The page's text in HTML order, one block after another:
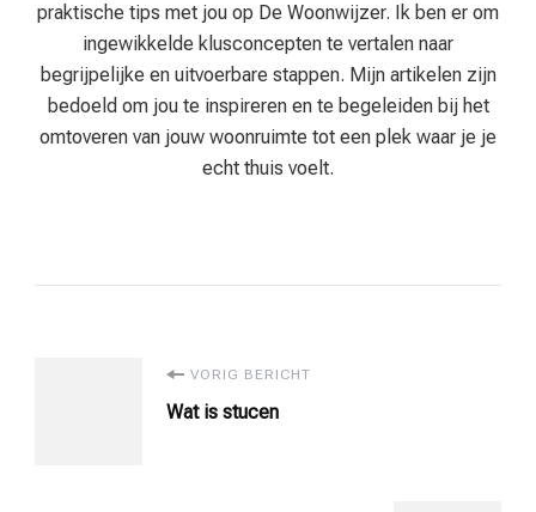
praktische tips met jou op De Woonwijzer. Ik ben er om
ingewikkelde klusconcepten te vertalen naar
begrijpelijke en uitvoerbare stappen. Mijn artikelen zijn
bedoeld om jou te inspireren en te begeleiden bij het
omtoveren van jouw woonruimte tot een plek waar je je
echt thuis voelt.
Bericht VORIG BERICHT
Wat is stucen